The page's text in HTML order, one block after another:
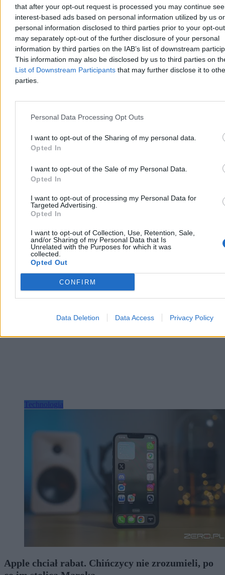
that after your opt-out request is processed you may continue
interest-based ads based on personal information utilized by us or
personal information disclosed to third parties prior to your opt-
may separately opt-out of the further disclosure of your personal
information by third parties on the IAB’s list of downstream
This information may also be disclosed by us to third parties on
List of Downstream Participants that may further disclose it to
parties.
Personal Data Processing Opt Outs
I want to opt-out of the Sharing of my personal data.
Opted In
I want to opt-out of the Sale of my Personal Data.
Opted In
I want to opt-out of processing my Personal Data for
Targeted Advertising.
Opted In
I want to opt-out of Collection, Use, Retention, Sale,
and/or Sharing of my Personal Data that Is
Unrelated with the Purposes for which it was
collected.
Opted Out
CONFIRM
Data Deletion Data Access Privacy Policy
Test Samsung Galaxy Z Fold8 Ultra. Nadal jest
nudny, ale nigdy nie był tak dobry
Z perspektywy osoby, która używała każdej wcześniejszej generacji
nowość, a zmiany najmocniej odczują osoby, która nie widziały
poprzednika. W kategorii flagowych smartfonów Galaxy Z Fold8
bardziej dopracowanego.
Arkadiusz Dziermański
Wczoraj 15:29
Reklama
Reklama
Technologia
Apple chciał rabat. Chińczycy nie zrozumieli, po